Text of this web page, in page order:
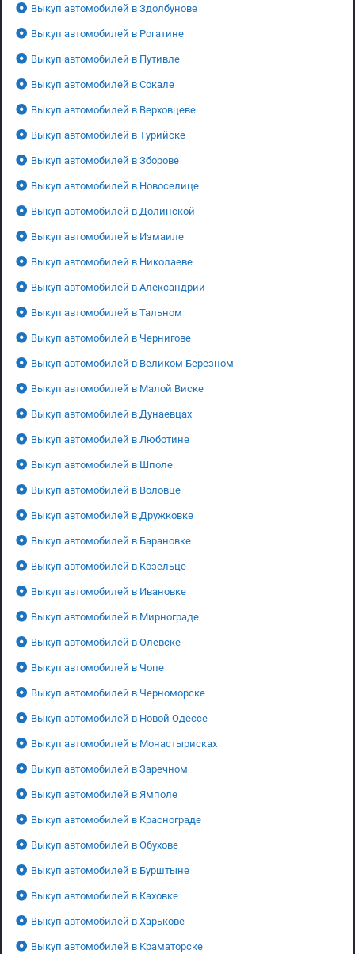
Выкуп автомобилей в Здолбунове
Выкуп автомобилей в Рогатине
Выкуп автомобилей в Путивле
Выкуп автомобилей в Сокале
Выкуп автомобилей в Верховцеве
Выкуп автомобилей в Турийске
Выкуп автомобилей в Зборове
Выкуп автомобилей в Новоселице
Выкуп автомобилей в Долинской
Выкуп автомобилей в Измаиле
Выкуп автомобилей в Николаеве
Выкуп автомобилей в Александрии
Выкуп автомобилей в Тальном
Выкуп автомобилей в Чернигове
Выкуп автомобилей в Великом Березном
Выкуп автомобилей в Малой Виске
Выкуп автомобилей в Дунаевцах
Выкуп автомобилей в Люботине
Выкуп автомобилей в Шполе
Выкуп автомобилей в Воловце
Выкуп автомобилей в Дружковке
Выкуп автомобилей в Барановке
Выкуп автомобилей в Козельце
Выкуп автомобилей в Ивановке
Выкуп автомобилей в Мирнограде
Выкуп автомобилей в Олевске
Выкуп автомобилей в Чопе
Выкуп автомобилей в Черноморске
Выкуп автомобилей в Новой Одессе
Выкуп автомобилей в Монастырисках
Выкуп автомобилей в Заречном
Выкуп автомобилей в Ямполе
Выкуп автомобилей в Краснограде
Выкуп автомобилей в Обухове
Выкуп автомобилей в Бурштыне
Выкуп автомобилей в Каховке
Выкуп автомобилей в Харькове
Выкуп автомобилей в Краматорске